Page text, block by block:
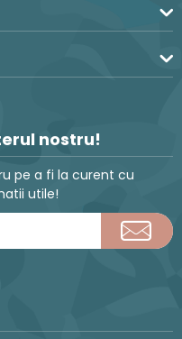
nostru!
pe a fi la curent cu
utile!